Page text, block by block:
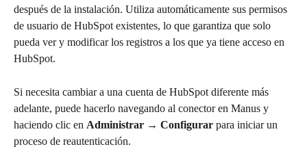
después de la instalación. Utiliza automáticamente sus permisos
de usuario de HubSpot existentes, lo que garantiza que solo
pueda ver y modificar los registros a los que ya tiene acceso en
HubSpot.
Si necesita cambiar a una cuenta de HubSpot diferente más
adelante, puede hacerlo navegando al conector en Manus y
haciendo clic en Administrar → Configurar para iniciar un
proceso de reautenticación.